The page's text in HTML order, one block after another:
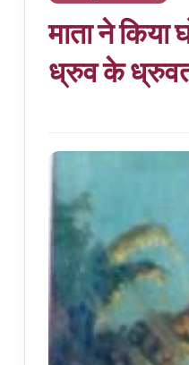
माता ने किया
ध्रुव के